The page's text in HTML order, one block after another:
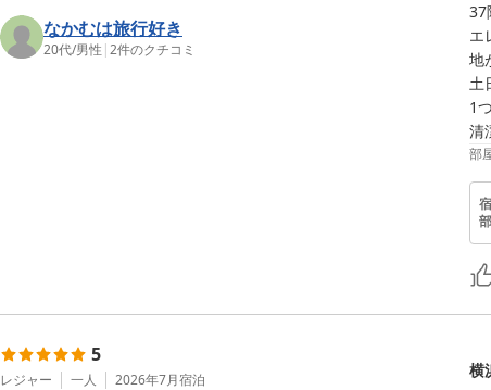
なかむは旅行好き
20代/男性 |2件のクチコミ
37
エ
地
土
1
清
部
5
レジャー 一人 2026年7月宿泊 横